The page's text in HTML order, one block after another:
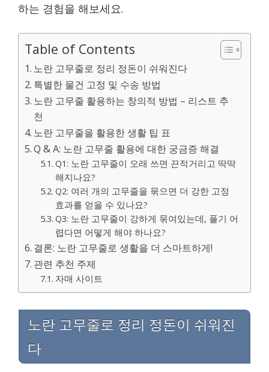
하는 경험을 해보세요.
Table of Contents
노란 고무줄로 정리 정돈이 쉬워진다
특별한 물건 고정 및 수송 방법
노란 고무줄 활용하는 창의적 방법 – 리스트 추
천
노란 고무줄을 활용한 생활 팁 표
Q & A: 노란 고무줄 활용에 대한 궁금증 해결
Q1: 노란 고무줄이 오래 쓰면 끈적거리고 딱딱
해지나요?
Q2: 여러 개의 고무줄을 묶으면 더 강한 고정
효과를 얻을 수 있나요?
Q3: 노란 고무줄이 강하게 묶여있는데, 풀기 어
렵다면 어떻게 해야 하나요?
결론: 노란 고무줄로 생활을 더 스마트하게!
관련 추천 주제
자매 사이트
노란 고무줄로 정리 정돈이 쉬워진
다